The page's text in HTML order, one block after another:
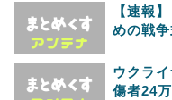
【速報
めの戦
ウクラ
傷者24